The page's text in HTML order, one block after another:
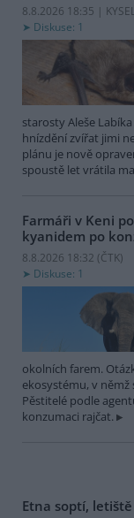
8.8.2026 18:35 |
Diskuse: 1
starosty Aleše
hnízdění zvířat jimi
plánu je nově
spoustě let vrátila
Farmáři v Keni
kyanidem po
8.8.2026 18:32 (ČTK)
Diskuse: 1
okolních farem.
ekosystému, v
Pěstitelé podle
konzumaci rajčat.
Etna soptí,